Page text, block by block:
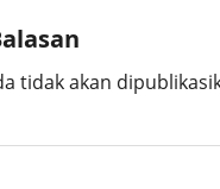
tidak akan